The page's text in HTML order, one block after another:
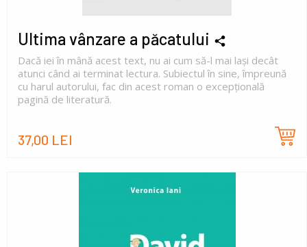
Ultima vânzare a păcatului
Dacă iei în mână acest text, nu ai cum să-l mai lași decât
atunci când ai terminat lectura. Subiectul în sine, împreună
cu harul autorului, fac din acest roman o excepțională
pagină de literatură.
37,00 LEI